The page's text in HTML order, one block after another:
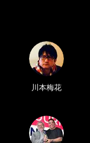
川本梅花